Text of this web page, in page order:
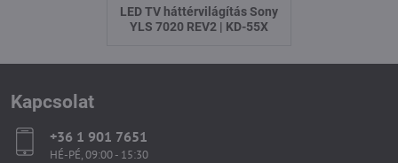
LED TV háttérvilágítás Sony
YLS 7020 REV2 | KD-55X
Kapcsolat
+36 1 901 7651
HÉ-PÉ, 09:00 - 15:30